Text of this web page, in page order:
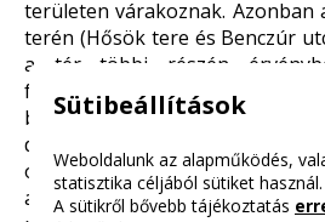
területen várakoznak. Azonban
terén (Hősök tere és Benczúr
a tér többi részén
feltételekhez hasonlóan lehet
buszparkoló díjmentessé
díjfizetés bevezetése után
óráig, személygépkocsi
autóbusz esetében 1050 Ft/
Sütibeállítások
Weboldalunk az alapműködés,
statisztika céljából sütiket használ.
A sütikről bővebb tájékoztatás